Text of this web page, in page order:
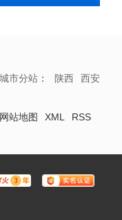
城市分站 ： 陕西 西安
网站地图 XML RSS